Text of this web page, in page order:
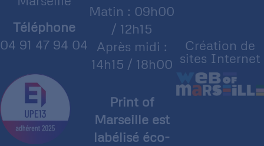
Téléphone
04 91 47 94 04
Matin : 09h00
/ 12h15
Après midi :
14h15 / 18h00
Print of
Marseille est
labélisé éco-
Création de
sites Internet